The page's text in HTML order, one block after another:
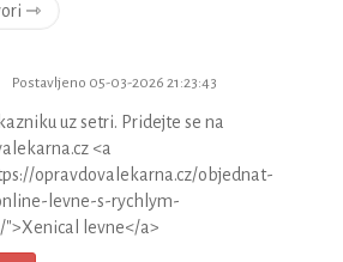
⇾
Postavljeno 05-03-2026 21:23:43
uz setri. Pridejte se na
<a
opravdovalekarna.cz/objednat-
levne-s-rychlym-
levne</a>